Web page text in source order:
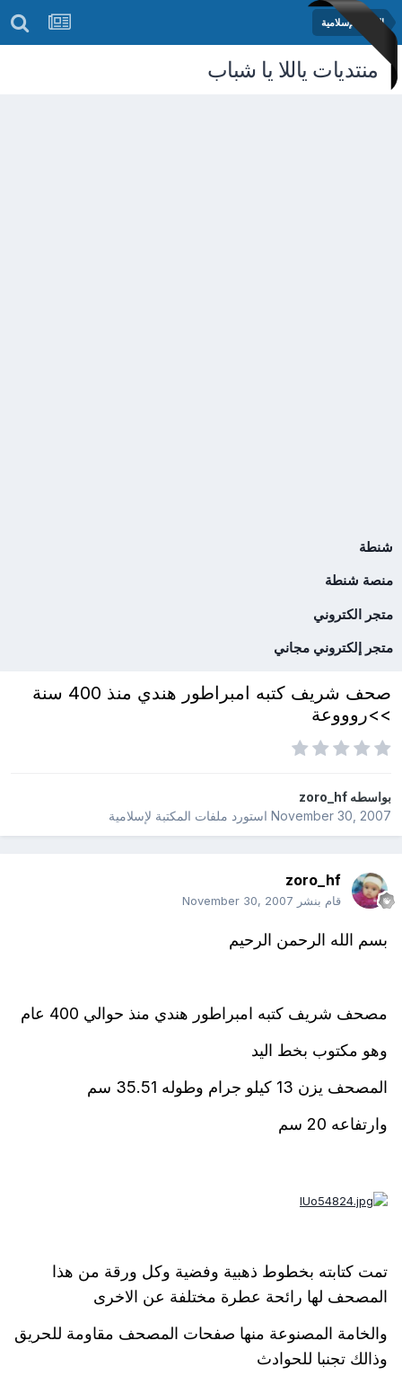
المكتبة لإسلامية
منتديات ياللا يا شباب
شنطة
منصة شنطة
متجر الكتروني
متجر إلكتروني مجاني
صحف شريف كتبه امبراطور هندي منذ 400 سنة
>>روووعة
بواسطهzoro_hf
November 30, 2007استورد ملفات المكتبة لإسلامية
zoro_hf
قام بنشر November 30, 2007
بسم الله الرحمن الرحيم
مصحف شريف كتبه امبراطور هندي منذ حوالي 400 عام
وهو مكتوب بخط اليد
المصحف يزن 13 كيلو جرام وطوله 35.51 سم
وارتفاعه 20 سم
تمت كتابته بخطوط ذهبية وفضية وكل ورقة من هذا
المصحف لها رائحة عطرة مختلفة عن الاخرى
والخامة المصنوعة منها صفحات المصحف مقاومة للحريق
وذالك تجنبا للحوادث